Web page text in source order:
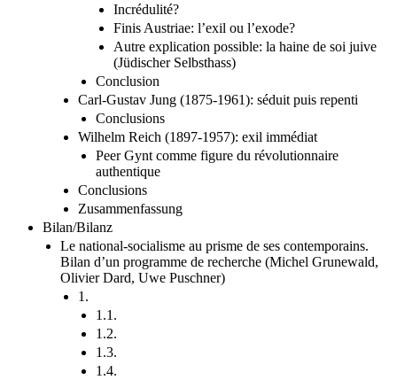
Incrédulité?
Finis Austriae: l’exil ou l’exode?
Autre explication possible: la haine de soi juive
(Jüdischer Selbsthass)
Conclusion
Carl-Gustav Jung (1875-1961): séduit puis repenti
Conclusions
Wilhelm Reich (1897-1957): exil immédiat
Peer Gynt comme figure du révolutionnaire
authentique
Conclusions
Zusammenfassung
Bilan/Bilanz
Le national-socialisme au prisme de ses contemporains.
Bilan d’un programme de recherche (Michel Grunewald,
Olivier Dard, Uwe Puschner)
1.
1.1.
1.2.
1.3.
1.4.